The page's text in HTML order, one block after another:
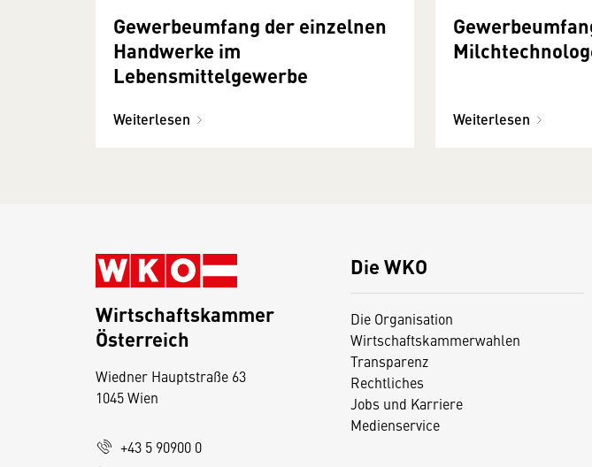
Gewerbeumfang der einzelnen
Handwerke im
Lebensmittelgewerbe
Weiterlesen Weiterlesen
Die WKO
Die Organisation
Wirtschaftskammerwahlen
Transparenz
Rechtliches
Jobs und Karriere
Medienservice
Wirtschaftskammer
Österreich
Wiedner Hauptstraße 63
1045 Wien
+43 5 90900 0